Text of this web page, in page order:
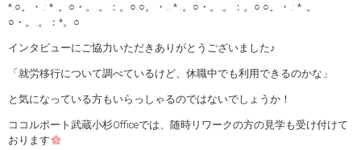
*.○。・.: * .。○・。.。：。○.○。・.: * .。○・。.。：。○.○。・.: * .。
○・。.。：*。○
インタビューにご協力いただきありがとうございました♪
「就労移行について調べているけど、休職中でも利用できるのかな」
と気になっている方もいらっしゃるのではないでしょうか！
ココルポート武蔵小杉Officeでは、随時リワークの方の見学も受け付けて
おります